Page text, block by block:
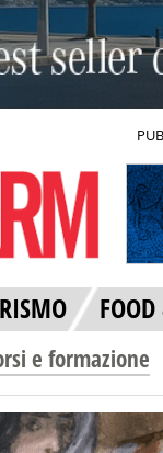
e formazione